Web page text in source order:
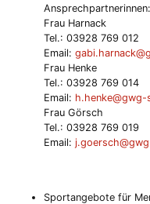
Ansprechpartnerinnen:
Frau Harnack
Tel.: 03928 769 012
Email:
Frau Henke
Tel.: 03928 769 014
Email:
Frau Görsch
Tel.: 03928 769 019
Email:
Sportangebote für